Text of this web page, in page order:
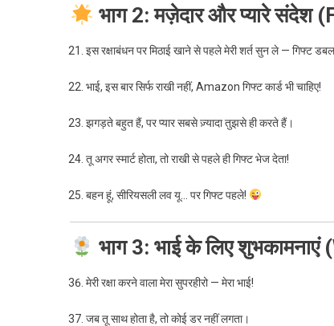
भाग 2: मज़ेदार और प्यारे
इस रक्षाबंधन पर मिठाई खाने से पहले मेरी शर्त सुन ले — गिफ्ट डबल
भाई, इस बार सिर्फ राखी नहीं, Amazon गिफ्ट कार्ड भी चाहिए!
झगड़ते बहुत हैं, पर प्यार सबसे ज़्यादा तुझसे ही करते हैं।
तू अगर स्मार्ट होता, तो राखी से पहले ही गिफ्ट भेज देता!
बहन हूं, सीरियसली लव यू… पर गिफ्ट पहले!
भाग 3: भाई के लिए
मेरी रक्षा करने वाला मेरा सुपरहीरो — मेरा भाई!
जब तू साथ होता है, तो कोई डर नहीं लगता।